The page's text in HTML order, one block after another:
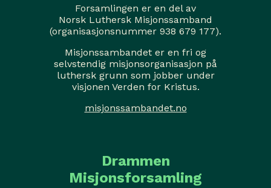
Forsamlingen er en del av
Norsk Luthersk Misjonssamband
(organisasjonsnummer 938 679 177).
Misjonssambandet er en fri og
selvstendig misjonsorganisasjon på
luthersk grunn som jobber under
visjonen Verden for Kristus.
misjonssambandet.no
Drammen
Misjonsforsamling